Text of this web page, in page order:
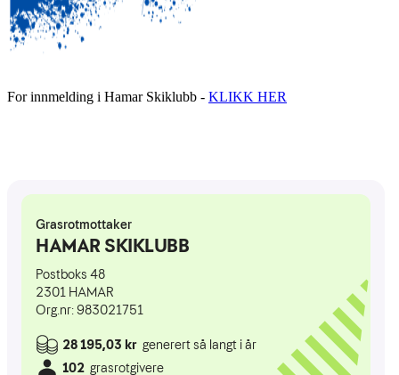
For innmelding i Hamar Skiklubb - KLIKK HER